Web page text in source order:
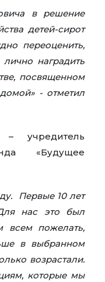
в решение
детей-сирот
переоценить,
наградить
посвященном
- отметил
учредитель
«Будущее
Первые 10 лет
нас это был
всем пожелать,
в выбранном
возрастали.
которые мы